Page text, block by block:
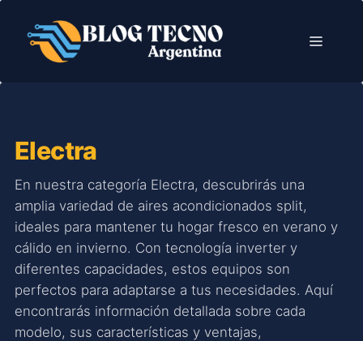
contenido
Menú
Electra
En nuestra categoría Electra, descubrirás una
amplia variedad de aires acondicionados split,
ideales para mantener tu hogar fresco en verano y
cálido en invierno. Con tecnología inverter y
diferentes capacidades, estos equipos son
perfectos para adaptarse a tus necesidades. Aquí
encontrarás información detallada sobre cada
modelo, sus características y ventajas,